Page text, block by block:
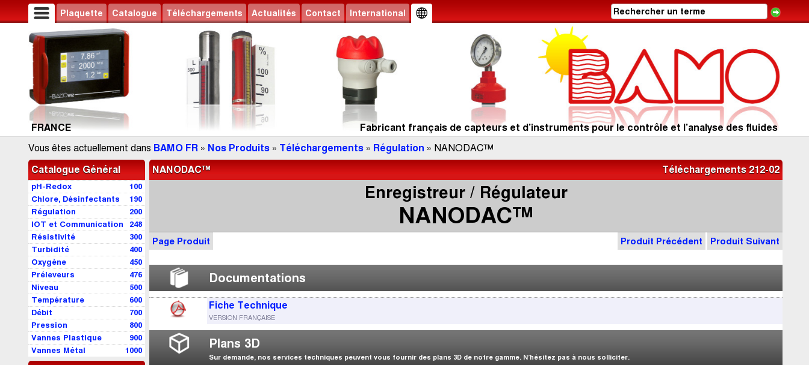
Plaquette Catalogue Téléchargements Actualités Contact International
FRANCE
Fabricant français de capteurs et d’instruments pour le contrôle et l’analyse des fluides
Vous êtes actuellement dans BAMO FR » Nos Produits » Téléchargements » Régulation » NANODAC™
Catalogue Général
100
pH-Redox
190
Chlore, Désinfectants
200
Régulation
248
IOT et Communication
300
Résistivité
400
Turbidité
450
Oxygène
476
Préleveurs
500
Niveau
600
Température
700
Débit
800
Pression
900
Vannes Plastique
1000
Vannes Métal
Téléchargements 212-02
NANODAC™
Enregistreur / Régulateur
NANODAC™
Produit Précédent Produit Suivant
Page Produit
Documentations
Fiche Technique
VERSION FRANÇAISE
Plans 3D
Sur demande, nos services techniques peuvent vous fournir des plans 3D de notre gamme. N’hésitez pas à nous solliciter.